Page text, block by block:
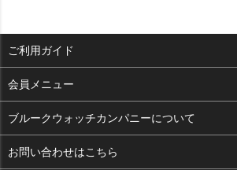
ご利用ガイド
よくある質問
支払い・送料
お客様の声
会員メニュー
ログイン
お気に入り
ブルークウォッチカンパニーについて
会社概要
お問い合わせはこちら